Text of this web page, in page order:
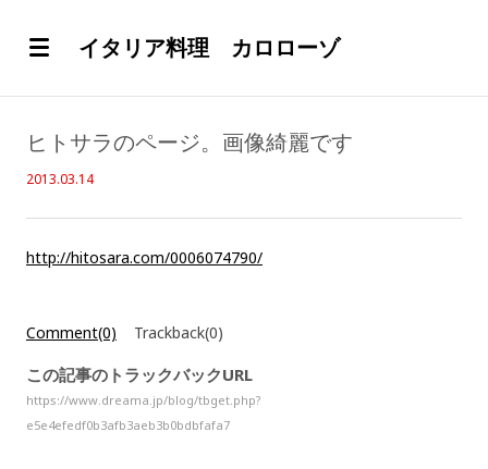
イタリア料理 カロローゾ
ヒトサラのページ。画像綺麗です
2013.03.14
http://hitosara.com/0006074790/
Comment(0) Trackback(0)
この記事のトラックバックURL
https://www.dreama.jp/blog/tbget.php?
e5e4efedf0b3afb3aeb3b0bdbfafa7